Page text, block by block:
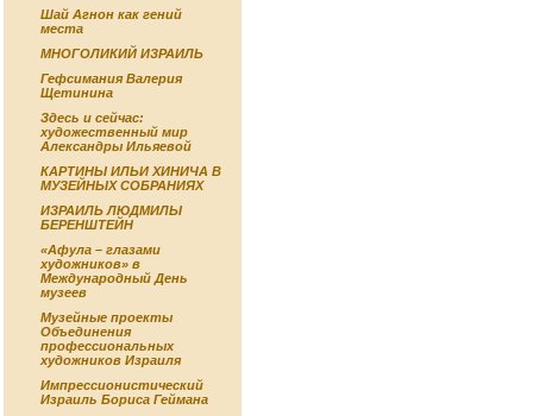
Шай Агнон как гений
места
МНОГОЛИКИЙ ИЗРАИЛЬ
Гефсимания Валерия
Щетинина
Здесь и сейчас:
художественный мир
Александры Ильяевой
КАРТИНЫ ИЛЬИ ХИНИЧА В
МУЗЕЙНЫХ СОБРАНИЯХ
ИЗРАИЛЬ ЛЮДМИЛЫ
БЕРЕНШТЕЙН
«Афула – глазами
художников» в
Международный День
музеев
Музейные проекты
Объединения
профессиональных
художников Израиля
Импрессионистический
Израиль Бориса Геймана